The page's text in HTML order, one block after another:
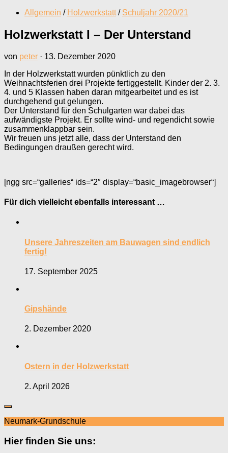
Allgemein / Holzwerkstatt / Schuljahr 2020/21
Holzwerkstatt I – Der Unterstand
von peter · 13. Dezember 2020
In der Holzwerkstatt wurden pünktlich zu den
Weihnachtsferien drei Projekte fertiggestellt. Kinder der 2. 3.
4. und 5 Klassen haben daran mitgearbeitet und es ist
durchgehend gut gelungen.
Der Unterstand für den Schulgarten war dabei das
aufwändigste Projekt. Er sollte wind- und regendicht sowie
zusammenklappbar sein.
Wir freuen uns jetzt alle, dass der Unterstand den
Bedingungen draußen gerecht wird.
[ngg src=“galleries“ ids=“2″ display=“basic_imagebrowser“]
Für dich vielleicht ebenfalls interessant …
Unsere Jahreszeiten am Bauwagen sind endlich
fertig!
17. September 2025
Gipshände
2. Dezember 2020
Ostern in der Holzwerkstatt
2. April 2026
Neumark-Grundschule
Hier finden Sie uns: